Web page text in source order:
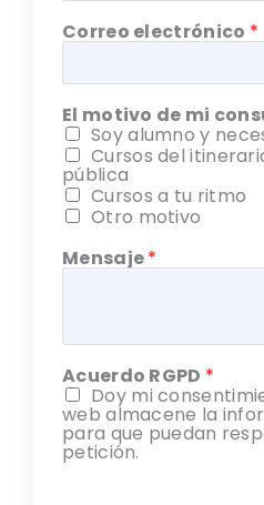
Correo electrónico *
El motivo de mi
Soy alumno y
Cursos del
pública
Cursos a tu ritmo
Otro motivo
Mensaje*
Acuerdo RGPD *
Doy mi
web almacene la
para que puedan
petición.